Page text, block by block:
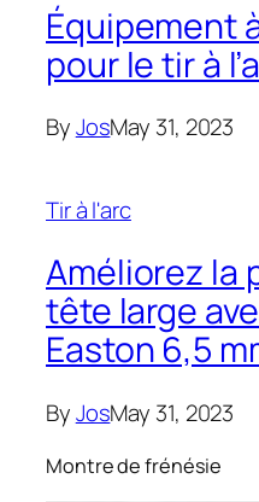
Équipement
pour le tir à
ByJosMay 31, 2023
Tir à l'arc
Améliorez la
tête large
Easton 6,5
ByJosMay 31, 2023
Montre de frénésie